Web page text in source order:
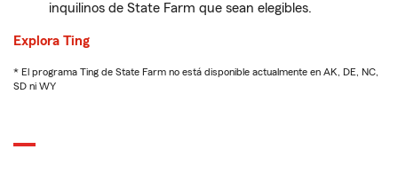
inquilinos de State Farm que sean elegibles.
Explora Ting
* El programa Ting de State Farm no está disponible actualmente en AK, DE, NC,
SD ni WY